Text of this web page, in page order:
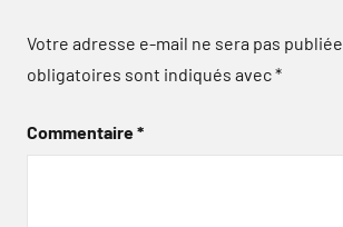
Votre adresse e-mail ne sera pas publiée.
obligatoires sont indiqués avec*
Commentaire*